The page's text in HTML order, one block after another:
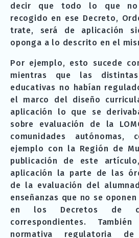
decir que todo lo que
recogido en ese Decreto,
trate, será de aplicación
oponga a lo descrito en el
Por ejemplo, esto sucede
mientras que las distintas
educativas no habían
el marco del diseño
aplicación lo que se
sobre evaluación de la
comunidades autónomas,
ejemplo con la Región de
publicación de este
aplicación la parte de las
de la evaluación del
enseñanzas que no se
en los Decretos de
correspondientes.
normativa regulatoria